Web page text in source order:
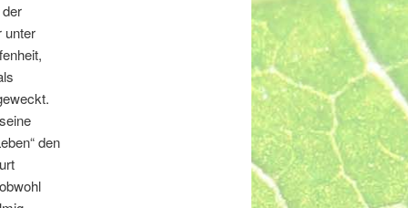
unter
den